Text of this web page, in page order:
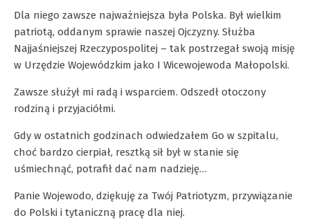
Dla niego zawsze najważniejsza była Polska. Był wielkim
patriotą, oddanym sprawie naszej Ojczyzny. Służba
Najjaśniejszej Rzeczypospolitej – tak postrzegał swoją misję
w Urzędzie Wojewódzkim jako I Wicewojewoda Małopolski.
Zawsze służył mi radą i wsparciem. Odszedł otoczony
rodziną i przyjaciółmi.
Gdy w ostatnich godzinach odwiedzałem Go w szpitalu,
choć bardzo cierpiał, resztką sił był w stanie się
uśmiechnąć, potrafił dać nam nadzieję…
Panie Wojewodo, dziękuję za Twój Patriotyzm, przywiązanie
do Polski i tytaniczną pracę dla niej.